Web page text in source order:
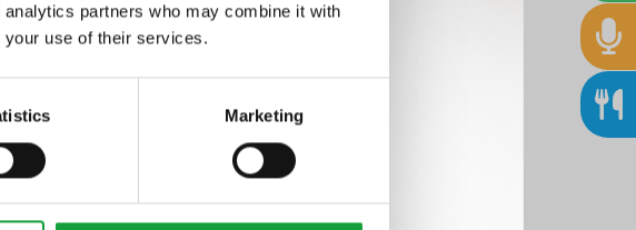
partners who may combine it with
your use of their services.
Marketing